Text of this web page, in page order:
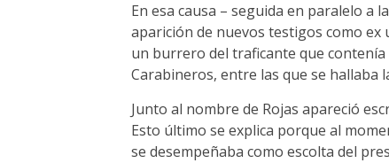
En esa causa – seguida en paralelo a
aparición de nuevos testigos como
un burrero del traficante que
Carabineros, entre las que se hallaba
Junto al nombre de Rojas apareció
Esto último se explica porque al
se desempeñaba como escolta del